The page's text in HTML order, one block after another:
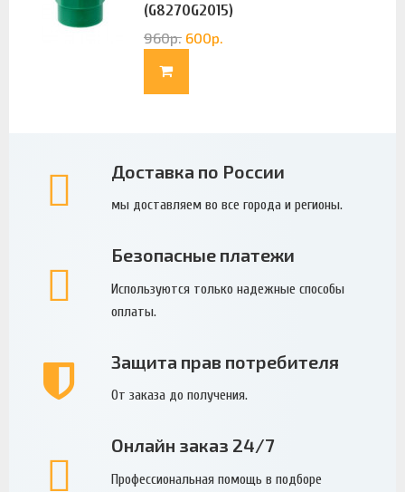
(G8270G2015)
960р. 600р.
Доставка по России
мы доставляем во все города и регионы.
Безопасные платежи
Используются только надежные способы
оплаты.
Защита прав потребителя
От заказа до получения.
Онлайн заказ 24/7
Профессиональная помощь в подборе